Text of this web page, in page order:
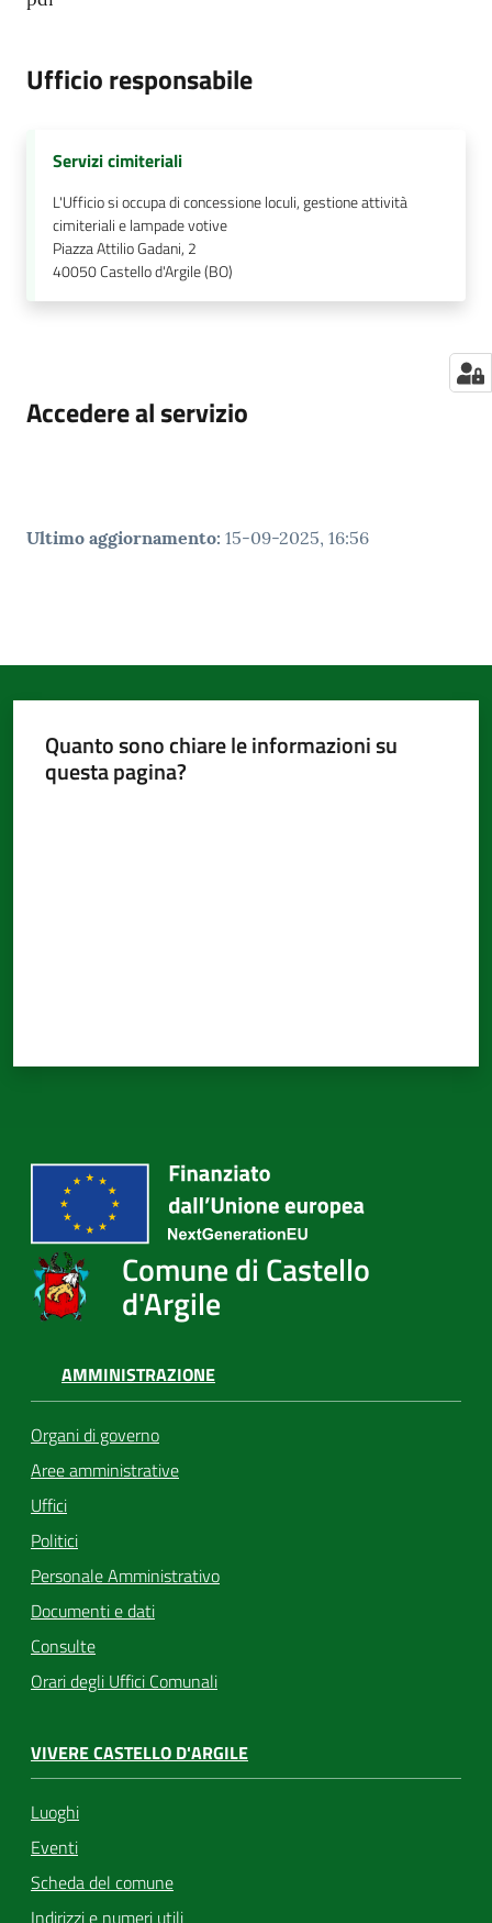
Ufficio responsabile
Servizi cimiteriali
L'Ufficio si occupa di concessione loculi, gestione attività
cimiteriali e lampade votive
Piazza Attilio Gadani, 2
40050Castello d'Argile (BO)
Accedere al servizio
Ultimo aggiornamento: 15-09-2025, 16:56
Quanto sono chiare le informazioni su
questa pagina?
Comune di Castello
d'Argile
AMMINISTRAZIONE
Organi di governo
Aree amministrative
Uffici
Politici
Personale Amministrativo
Documenti e dati
Consulte
Orari degli Uffici Comunali
VIVERE CASTELLO D'ARGILE
Luoghi
Eventi
Scheda del comune